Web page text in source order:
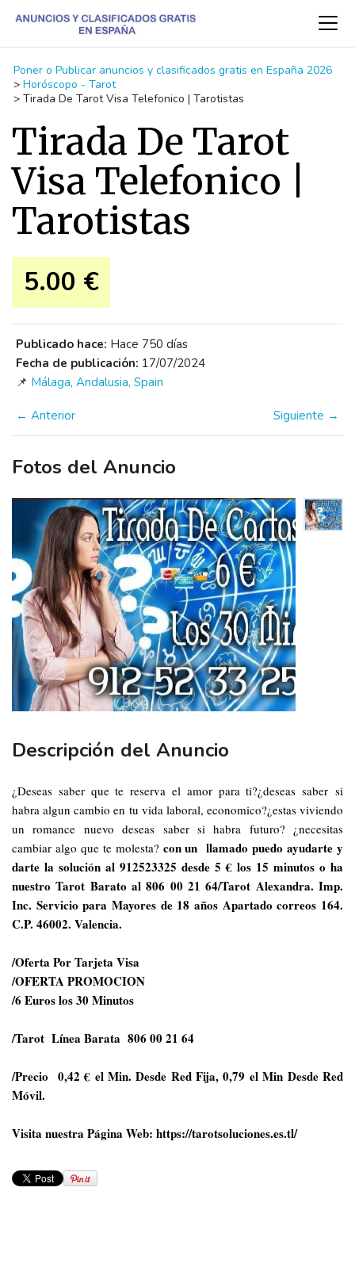
Poner o Publicar anuncios y clasificados gratis en España 2026
> Horóscopo - Tarot
> Tirada De Tarot Visa Telefonico | Tarotistas
Tirada De Tarot
Visa Telefonico |
Tarotistas
5.00 €
Publicado hace: Hace 750 días
Fecha de publicación: 17/07/2024
📌 Málaga, Andalusia, Spain
← Anterior Siguiente →
Fotos del Anuncio
Descripción del Anuncio
¿Deseas saber que te reserva el amor para ti?¿deseas saber si
habra algun cambio en tu vida laboral, economico?¿estas viviendo
un romance nuevo deseas saber si habra futuro? ¿necesitas
cambiar algo que te molesta?con un llamado puedo ayudarte y
darte la solución al 912523325 desde 5 € los 15 minutos o ha
nuestro Tarot Barato al 806 00 21 64/Tarot Alexandra. Imp.
Inc. Servicio para Mayores de 18 años Apartado correos 164.
C.P. 46002. Valencia.
/Oferta Por Tarjeta Visa
/OFERTA PROMOCION
/6 Euros los 30 Minutos
/Tarot Línea Barata 806 00 21 64
/Precio 0,42 € el Min. Desde Red Fija, 0,79 el Min Desde Red
Móvil.
Visita nuestra Página Web: https://tarotsoluciones.es.tl/